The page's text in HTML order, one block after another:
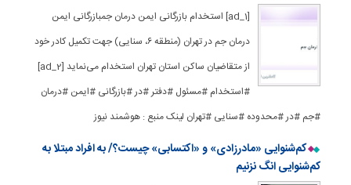
[ad_1] استخدام بازرگانی ایمن درمان جمبازرگانی ایمن
درمان جم در تهران (منطقه ۶، سنایی) جهت تکمیل کادر خود
از متقاضیان ساکن استان تهران استخدام می‌نماید [ad_2]
#استخدام #مسئول #دفتر #در #بازرگانی #ایمن #درمان
#جم #در #محدوده #سنایی #تهران لینک منبع : هوشمند نیوز
کم‌شنوایی «مادرزادی» و «اکتسابی» چیست؟/ به افراد مبتلا به
کم‌شنوایی انگ نزنیم